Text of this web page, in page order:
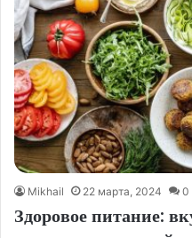
Mikhail 22 марта, 2024 0
Здоровое питание: